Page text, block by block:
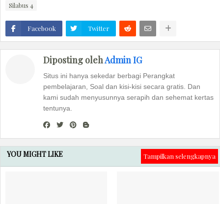
Silabus 4
Facebook Twitter
Diposting olehAdmin IG
Situs ini hanya sekedar berbagi Perangkat
pembelajaran, Soal dan kisi-kisi secara gratis. Dan
kami sudah menyusunnya serapih dan sehemat kertas
tentunya.
YOU MIGHT LIKE Tampilkan selengkapnya